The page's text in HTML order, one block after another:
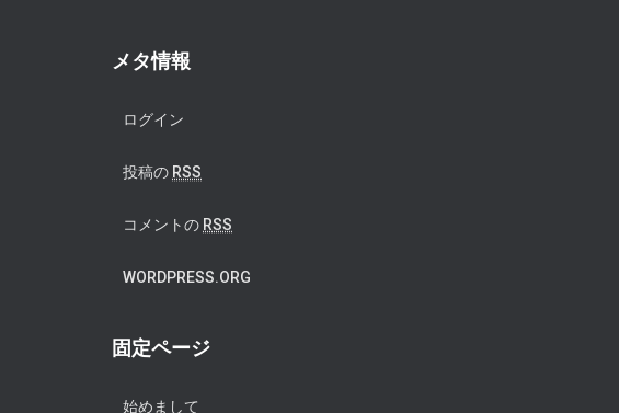
メタ情報
ログイン
投稿の RSS
コメントの RSS
WORDPRESS.ORG
固定ページ
始めまして